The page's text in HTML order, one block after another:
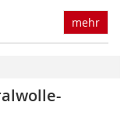
mehr